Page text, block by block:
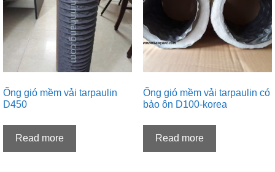
Ống gió mềm vải tarpaulin
D450
Read more
Ống gió mềm vải tarpaulin có
bảo ôn D100-korea
Read more